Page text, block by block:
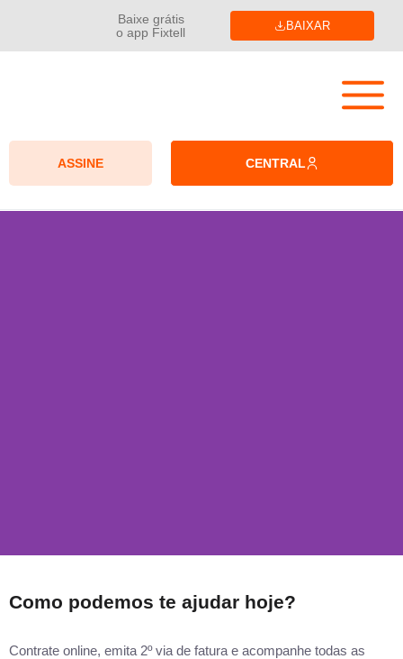
Baixe grátis
o app Fixtell
BAIXAR
ASSINE CENTRAL
Como podemos te ajudar hoje?
Contrate online, emita 2º via de fatura e acompanhe todas as